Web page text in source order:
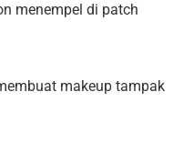
menempel di patch
makeup tampak